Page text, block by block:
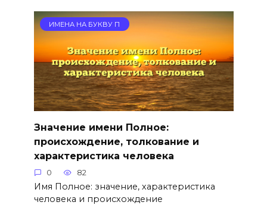
ИМЕНА НА БУКВУ П
Значение имени Полное:
происхождение, толкование и
характеристика человека
0 82
Имя Полное: значение, характеристика
человека и происхождение